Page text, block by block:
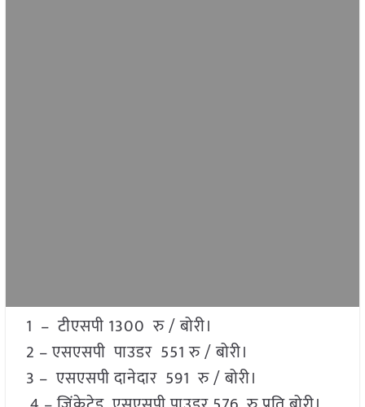
1 – टीएसपी 1300 रु / बोरी।
2 – एसएसपी पाउडर 551 रु / बोरी।
3 – एसएसपी दानेदार 591 रु / बोरी।